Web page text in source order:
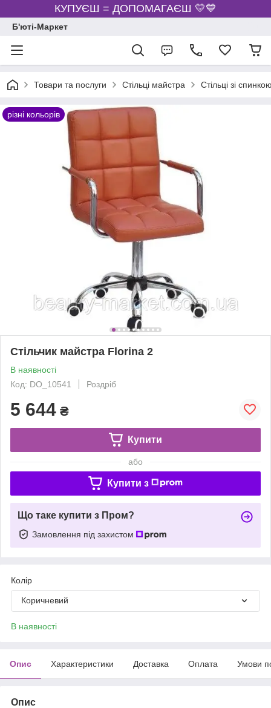
КУПУЄШ = ДОПОМАГАЄШ 💛💙
Б'юті-Маркет
Товари та послуги Стільці майстра Стільці зі
різні кольорів
Стільчик майстра Florina 2
В наявності
Код: DO_10541
Роздріб
5 644 ₴
Купити
або
Купити з
Що таке купити з Пром?
Замовлення під захистом
Колір
Коричневий
В наявності
Опис Характеристики Доставка Оплата Умови
Опис